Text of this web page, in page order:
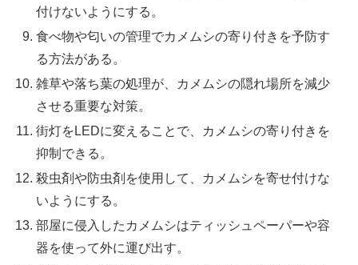
付けないようにする。
食べ物や匂いの管理でカメムシの寄り付きを予防す
る方法がある。
雑草や落ち葉の処理が、カメムシの隠れ場所を減少
させる重要な対策。
街灯をLEDに変えることで、カメムシの寄り付きを
抑制できる。
殺虫剤や防虫剤を使用して、カメムシを寄せ付けな
いようにする。
部屋に侵入したカメムシはティッシュペーパーや容
器を使って外に運び出す。